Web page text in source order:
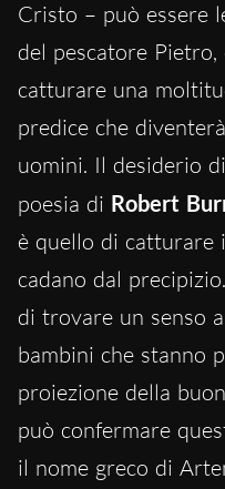
Cristo – può essere
del pescatore Pietro,
catturare una
predice che
uomini. Il desiderio
poesia di Robert
è quello di catturare
cadano dal
di trovare un senso
bambini che stanno
proiezione della
può confermare
il nome greco di